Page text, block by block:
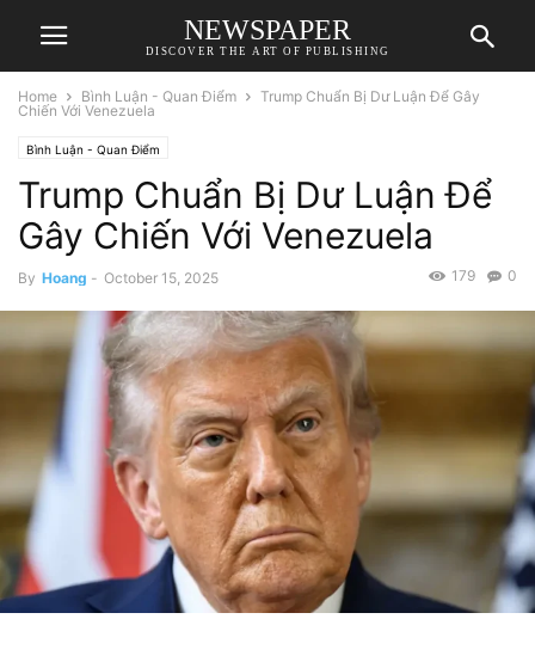
NEWSPAPER
DISCOVER THE ART OF PUBLISHING
Home Bình Luận - Quan Điểm
Trump Chuẩn Bị Dư Luận Để Gây
Chiến Với Venezuela
Bình Luận - Quan Điểm
Trump Chuẩn Bị Dư Luận Để
Gây Chiến Với Venezuela
By Hoang - October 15, 2025 0
179